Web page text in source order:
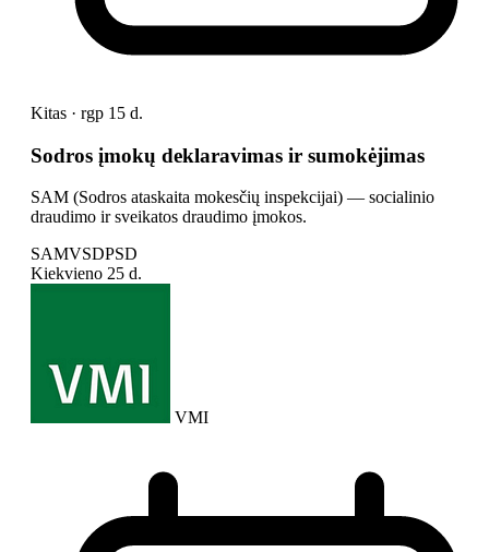
Kitas · rgp 15 d.
Sodros įmokų deklaravimas ir sumokėjimas
SAM (Sodros ataskaita mokesčių inspekcijai) — socialinio
draudimo ir sveikatos draudimo įmokos.
SAMVSDPSD
Kiekvieno 25 d.
VMI